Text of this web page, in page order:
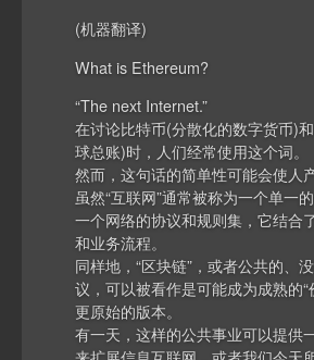
(机器翻译)
What is Ethereum?
“The next Internet.”
在讨论比特币(分散化的数字货币)
球总账)时，人们经常使用这个词。
然而，这句话的简单性可能会使人
虽然“互联网”通常被称为一个单一
一个网络的协议和规则集，它结合
和业务流程。
同样地，“区块链”，或者公共的、
议，可以被看作是可能成为成熟的“
更原始的版本。
有一天，这样的公共事业可以提供